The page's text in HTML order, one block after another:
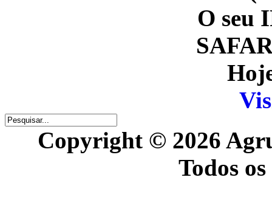
O seu
Copyright © 2026
Todos